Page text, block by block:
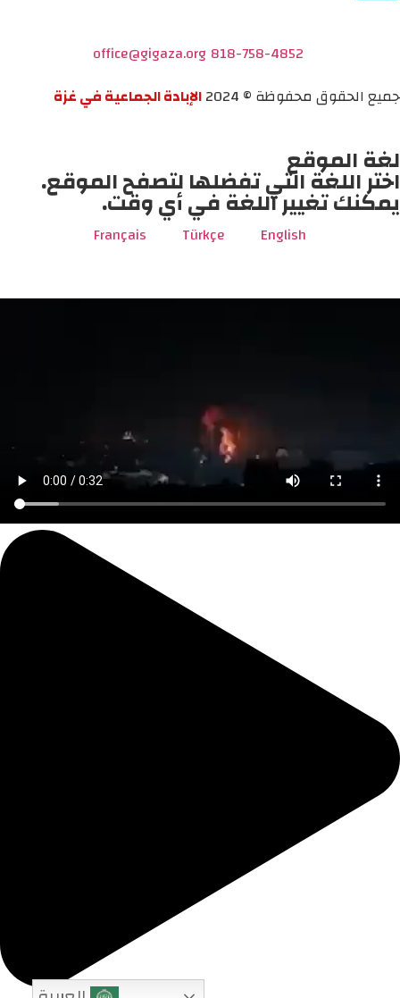
818-758-4852
office@gigaza.org
جميع الحقوق محفوظة © 2024
الإبادة الجماعية في غزة
لغة الموقع
اختر اللغة التي تفضلها لتصفح الموقع.
يمكنك تغيير اللغة في أي وقت.
English
Türkçe
Français